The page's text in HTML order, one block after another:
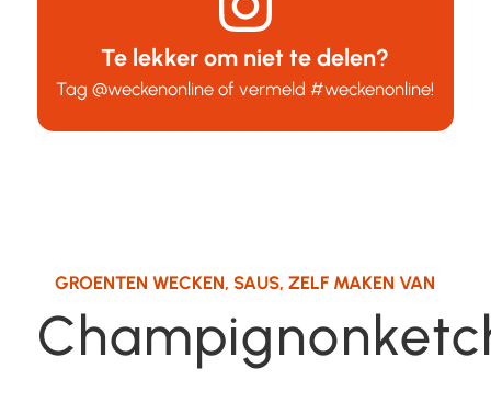
Te lekker om niet te delen?
Tag@weckenonline of vermeld#weckenonline!
GROENTEN WECKEN,SAUS,ZELF MAKEN VAN